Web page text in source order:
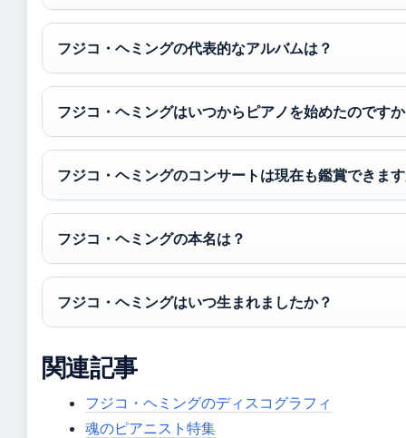
フジコ・ヘミングの代表的なアルバムは？
フジコ・ヘミングはいつからピアノを始めたのです
フジコ・ヘミングのコンサートは現在も鑑賞できま
フジコ・ヘミングの本名は？
フジコ・ヘミングはいつ生まれましたか？
関連記事
フジコ・ヘミングのディスコグラフィ
魂のピアニスト特集